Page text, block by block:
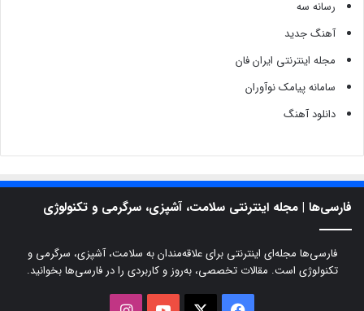
رسانه سه
آهنگ جدید
مجله اینترنتی ایران فان
سامانه پیامک نوآوران
دانلود آهنگ
فارسی‌ها | مجله اینترنتی سلامت، آشپزی، سرگرمی و تکنولوژی
فارسی‌ها مجله‌ای اینترنتی برای علاقه‌مندان به سلامت، آشپزی، سرگرمی و
تکنولوژی است. مقالات تخصصی، به‌روز و کاربردی را در فارسی‌ها بخوانید.